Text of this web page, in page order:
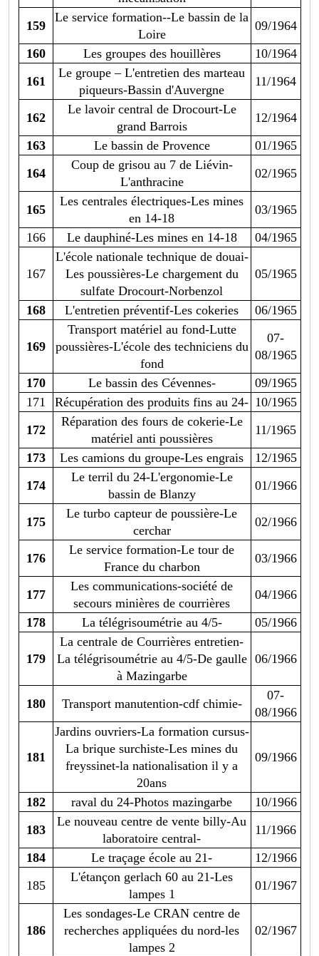
159
Le service formation--Le bassin de la
Loire
09/1964
160
Les groupes des houillères
10/1964
161
Le groupe – L'entretien des marteau
piqueurs-Bassin d'Auvergne
11/1964
162
Le lavoir central de Drocourt-Le
grand Barrois
12/1964
163
Le bassin de Provence
01/1965
164
Coup de grisou au 7 de Liévin-
L'anthracine
02/1965
165
Les centrales électriques-Les mines
en 14-18
03/1965
166
Le dauphiné-Les mines en 14-18 04/1965
167
L'école nationale technique de douai-
Les poussières-Le chargement du
sulfate Drocourt-Norbenzol
05/1965
168 L'entretien préventif-Les cokeries 06/1965
169
Transport matériel au fond-Lutte
poussières-L'école des techniciens du
fond
07-
08/1965
170
Le bassin des Cévennes-
09/1965
171
Récupération des produits fins au 24- 10/1965
172
Réparation des fours de cokerie-Le
matériel anti poussières
11/1965
173
Les camions du groupe-Les engrais
12/1965
174
Le terril du 24-L'ergonomie-Le
bassin de Blanzy
01/1966
175
Le turbo capteur de poussière-Le
cerchar
02/1966
176
Le service formation-Le tour de
France du charbon
03/1966
177
Les communications-société de
secours minières de courrières
04/1966
178
La télégrisoumétrie au 4/5- 05/1966
179
La centrale de Courrières entretien-
La télégrisoumétrie au 4/5-De gaulle
à Mazingarbe
06/1966
180 Transport manutention-cdf chimie-
07-
08/1966
181
Jardins ouvriers-La formation cursus-
La brique surchiste-Les mines du
freyssinet-la nationalisation il y a
20ans
09/1966
182 raval du 24-Photos mazingarbe
10/1966
183
Le nouveau centre de vente billy-Au
laboratoire central-
11/1966
184
Le traçage école au 21-
12/1966
185
L'étançon gerlach 60 au 21-Les
lampes 1
01/1967
186
Les sondages-Le CRAN centre de
recherches appliquées du nord-les
lampes 2
02/1967